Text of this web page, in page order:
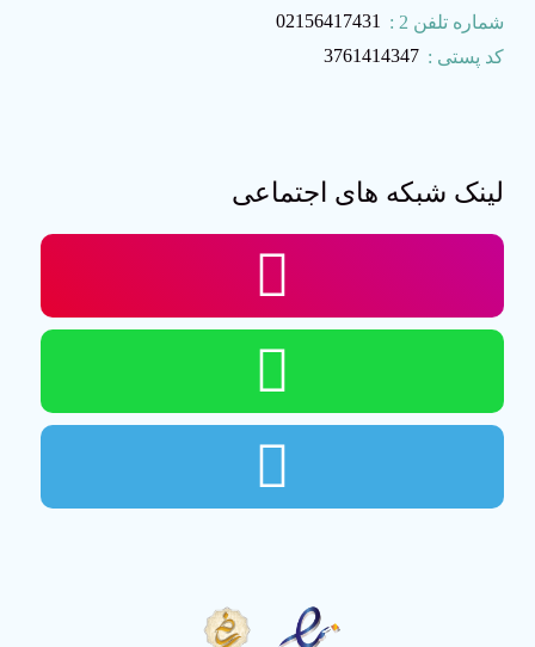
شماره تلفن 2 :
02156417431
کد پستی : 3761414347
لینک شبکه های اجتماعی